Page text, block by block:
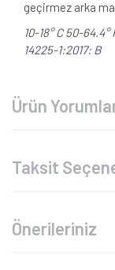
geçirmez arka
10-18° C 50-
14225-1:2017: B
Ürün
Taksit
Önerileriniz